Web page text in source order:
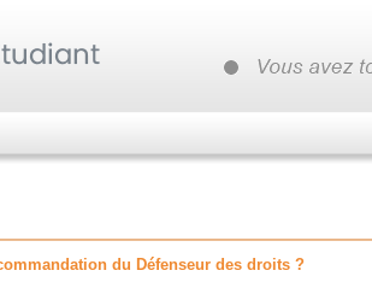
du Défenseur des droits ?